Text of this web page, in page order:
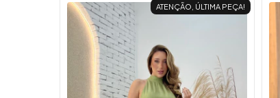
ATENÇÃO, ÚLTIMA PEÇA!